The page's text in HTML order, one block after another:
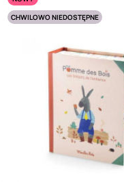
CHWILOWO NIEDOSTĘPNE